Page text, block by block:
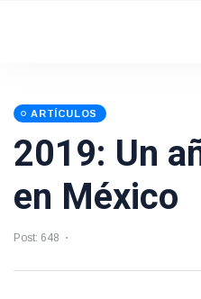
ARTÍCULOS
2019: Un
en México
Post: 648